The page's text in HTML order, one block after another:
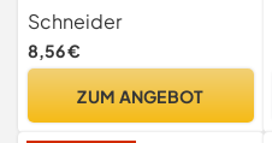
Keilspitze (Strichstärke: 1-
4 mm, nachfüllbar) 10er
Packung schwarz
Schneider
8,56 €
ZUM ANGEBOT